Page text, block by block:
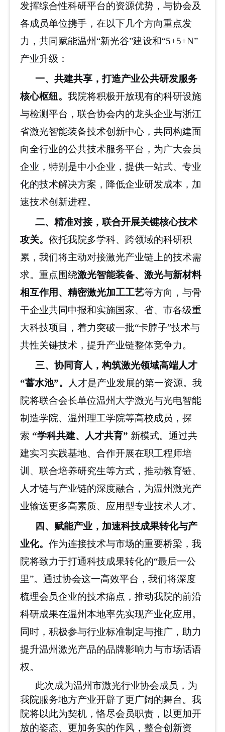
发挥综合性科研平台的资源优势，与协会及
各成员单位携手，在以下几个方向重点发
力，共同赋能温州 “新光谷”建设和“5+5+N”
产业升级：
一、共建共享，打造产业公共研发服务
核心枢纽 。 我院将积极开放现有的科研设施
与检测平台，联合协会内的龙头企业与浙江
省激光智能装备技术创新中心，共同构建面
向全行业的公共技术服务平台 ， 为广大会员
企业，特别是中小企业，提供一站式、专业
化的技术解决方案，降低企业研发成本，加
速技术创新进程。
二、精准对接，联合开展关键核心技术
攻关。 依托我院多学科、跨领域的科研积
累，我们将主动对接激光产业链上的技术需
求。重点围绕激光智能装备、激光与新材料
相互作用、精密激光加工工艺等方向，与骨
干企业共同申报和实施国家、省、市各级重
大科技项目，着力突破一批“卡脖子”技术与
共性关键技术，提升产业链整体竞争力。
三、协同育人，构筑激光领域高端人才
“蓄水池”。
人才是产业发展的第一资源。我
院将联合会长单位温州大学激光与光电智能
制造学院、温州理工学院等高校成员，探
索 “学科共建、人才共育” 新模式。通过共
建实习实践基地、合作开展在职工程师培
训、联合培养研究生等方式，推动教育链、
人才链与产业链的深度融合，为温州激光产
业输送更多高素质、应用型专业技术人才。
四、赋能产业，加速科技成果转化与产
业化。 作为连接技术与市场的重要桥梁，我
院将致力于打通科技成果转化的“最后一公
里”。通过协会这一高效平台，我们将深度
梳理会员企业的技术痛点，推动我院的前沿
科研成果在温州本地率先实现产业化应用。
同时，积极参与行业标准制定与推广，助力
提升温州激光产品的品牌影响力与市场话语
权。
此次成为温州市激光行业协会成员，为
我院服务地方产业开辟了更广阔的舞台。我
院将以此为契机，恪尽会员职责，以更加开
放的姿态、更加务实的作风，整合创新资